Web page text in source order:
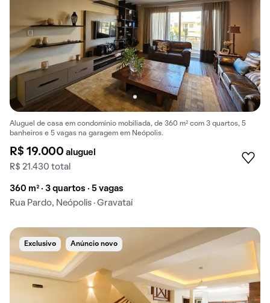
Aluguel de casa em condomínio mobiliada, de 360 m² com 3 quartos, 5
banheiros e 5 vagas na garagem em Neópolis.
R$ 19.000aluguel
R$ 21.430 total
360 m² · 3 quartos · 5 vagas
Rua Pardo, Neópolis · Gravataí
Exclusivo Anúncio novo